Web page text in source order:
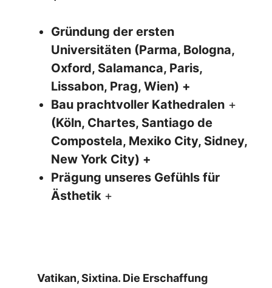
Gründung der ersten
Universitäten (Parma, Bologna,
Oxford, Salamanca, Paris,
Lissabon, Prag, Wien) +
Bau prachtvoller Kathedralen +
(Köln, Chartes, Santiago de
Compostela, Mexiko City, Sidney,
New York City) +
Prägung unseres Gefühls für
Ästhetik +
Vatikan, Sixtina. Die Erschaffung